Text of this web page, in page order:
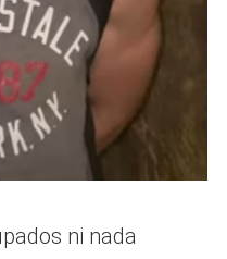
ni nada